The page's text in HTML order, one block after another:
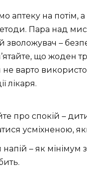
аптеку на потім,
Пара над
зволожувач –
що жоден
варто
лікаря.
про спокій –
усміхненою,
– як мінімум